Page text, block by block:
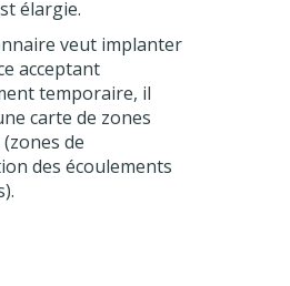
élargie.
veut implanter
acceptant
temporaire, il
carte de zones
de
des écoulements